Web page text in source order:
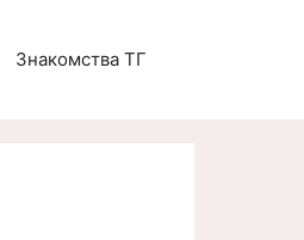
Знакомства ТГ